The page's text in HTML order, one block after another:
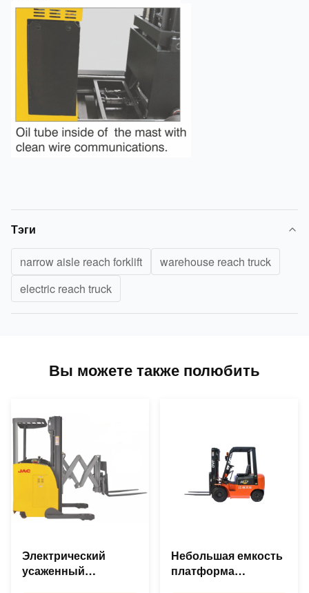
Тэги
narrow aisle reach forklift
warehouse reach truck
electric reach truck
Вы можете также полюбить
Электрический
усаженный
Небольшая емкость
платформа